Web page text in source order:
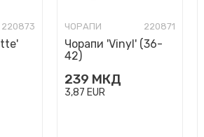
220873 ЧОРАПИ 220871
Чорапи 'Vinyl' (36-
42)
239 МКД
3,87 EUR